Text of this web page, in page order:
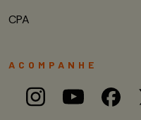
CPA
ACOMPANHE